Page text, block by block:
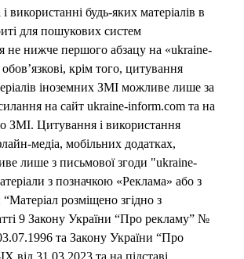
використанні будь-яких матеріалів в
для пошукових систем
не нижче першого абзацу на «ukraine-
крім того, цитування
іноземних ЗМІ можливе лише за
на сайт ukraine-inform.com та на
ЗМІ. Цитування і використання
медіа, мобільних додатках,
лише з письмової згоди "ukraine-
з позначкою «Реклама» або з
розміщено згідно з
9 Закону України “Про рекламу” №
та Закону України “Про
від 31.03.2023 та на підставі